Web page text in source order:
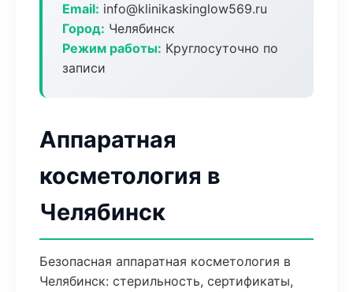
Email: info@klinikaskinglow569.ru
Город: Челябинск
Режим работы: Круглосуточно по
записи
Аппаратная
косметология в
Челябинск
Безопасная аппаратная косметология в
Челябинск: стерильность, сертификаты,